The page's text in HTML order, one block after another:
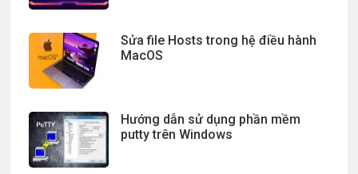
Sửa file Hosts trong hệ điều hành
MacOS
Hướng dẫn sử dụng phần mềm
putty trên Windows